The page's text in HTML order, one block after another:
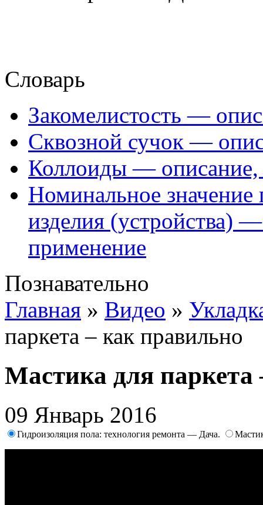
Словарь
Закомелистость —
Сквозной сучок —
Коллоиды — описание,
Номинальное значение
изделия (устройства)
применение
Познавательно
Главная » Видео »
паркета – как правильно
Мастика для паркета
09 Январь 2016
Гидроизоляция пола: технология ремонта — Дача.